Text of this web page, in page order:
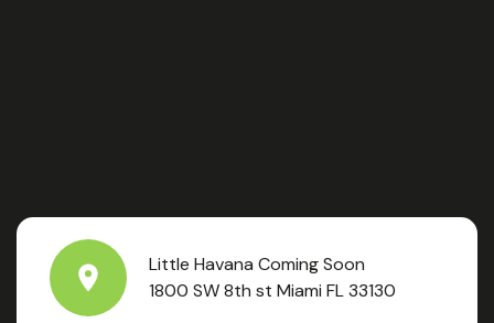
Little Havana Coming Soon
1800 SW 8th st Miami FL 33130